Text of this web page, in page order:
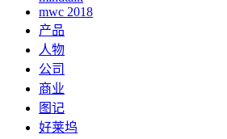
mwc 2018
产品
人物
公司
商业
图记
好莱坞